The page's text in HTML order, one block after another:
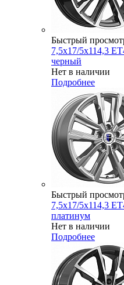
Быстрый
7,5x17/5x114,3
черный
Нет в наличии
Подробнее
Быстрый
7,5x17/5x114,3
платинум
Нет в наличии
Подробнее